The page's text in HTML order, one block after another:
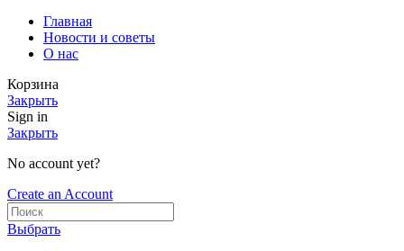
Главная
Новости и советы
О нас
Корзина
Закрыть
Sign in
Закрыть
No account yet?
Create an Account
Выбрать